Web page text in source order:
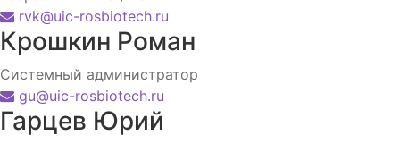
rvk@uic-rosbiotech.ru
Крошкин Роман
Системный администратор
gu@uic-rosbiotech.ru
Гарцев Юрий